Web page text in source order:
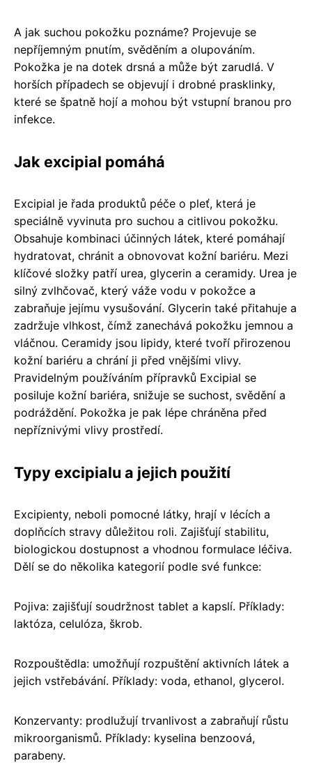
A jak suchou pokožku poznáme? Projevuje se
nepříjemným pnutím, svěděním a olupováním.
Pokožka je na dotek drsná a může být zarudlá. V
horších případech se objevují i drobné prasklinky,
které se špatně hojí a mohou být vstupní branou pro
infekce.
Jak excipial pomáhá
Excipial je řada produktů péče o pleť, která je
speciálně vyvinuta pro suchou a citlivou pokožku.
Obsahuje kombinaci účinných látek, které pomáhají
hydratovat, chránit a obnovovat kožní bariéru. Mezi
klíčové složky patří urea, glycerin a ceramidy. Urea je
silný zvlhčovač, který váže vodu v pokožce a
zabraňuje jejímu vysušování. Glycerin také přitahuje a
zadržuje vlhkost, čímž zanechává pokožku jemnou a
vláčnou. Ceramidy jsou lipidy, které tvoří přirozenou
kožní bariéru a chrání ji před vnějšími vlivy.
Pravidelným používáním přípravků Excipial se
posiluje kožní bariéra, snižuje se suchost, svědění a
podráždění. Pokožka je pak lépe chráněna před
nepříznivými vlivy prostředí.
Typy excipialu a jejich použití
Excipienty, neboli pomocné látky, hrají v lécích a
doplňcích stravy důležitou roli. Zajišťují stabilitu,
biologickou dostupnost a vhodnou formulace léčiva.
Dělí se do několika kategorií podle své funkce:
Pojiva: zajišťují soudržnost tablet a kapslí. Příklady:
laktóza, celulóza, škrob.
Rozpouštědla: umožňují rozpuštění aktivních látek a
jejich vstřebávání. Příklady: voda, ethanol, glycerol.
Konzervanty: prodlužují trvanlivost a zabraňují růstu
mikroorganismů. Příklady: kyselina benzoová,
parabeny.